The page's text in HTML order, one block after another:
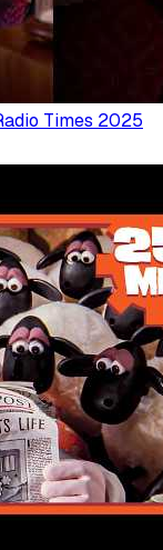
Times 2025